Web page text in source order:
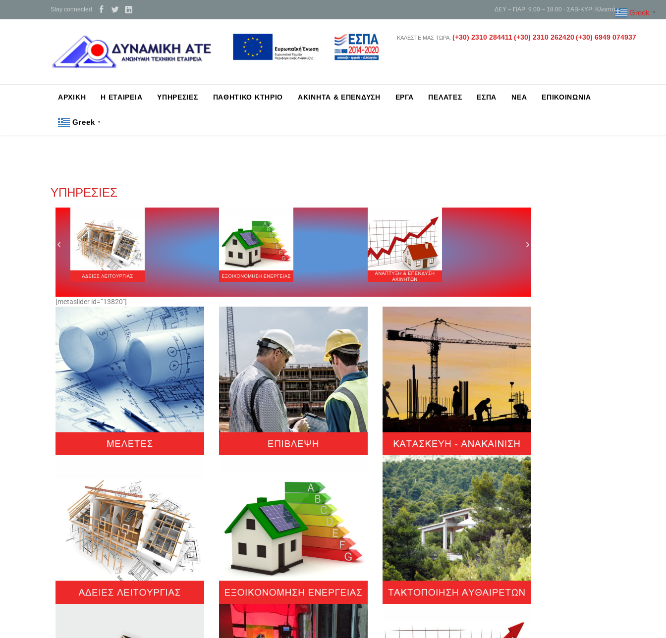
Stay connected:    ΔΕΥ – ΠΑΡ: 9.00 – 18.00 · ΣΑΒ-ΚΥΡ: Κλειστά
ΚΑΛΕΣΤΕ ΜΑΣ ΤΩΡΑ: (+30) 2310 284411(+30) 2310 262420(+30) 6949 074937
to
ΑΡΧΙΚΗ Η ΕΤΑΙΡΕΙΑ ΥΠΗΡΕΣΙΕΣ ΠΑΘΗΤΙΚΟ ΚΤΗΡΙΟ ΑΚΙΝΗΤΑ & ΕΠΕΝΔΥΣΗ ΕΡΓΑ ΠΕΛΑΤΕΣ ΕΣΠΑ ΝΕΑ ΕΠΙΚΟΙΝΩΝΙΑ
Greek ▼
ΥΠΗΡΕΣΙΕΣ
[metaslider id=”13820″]
Greek ▼